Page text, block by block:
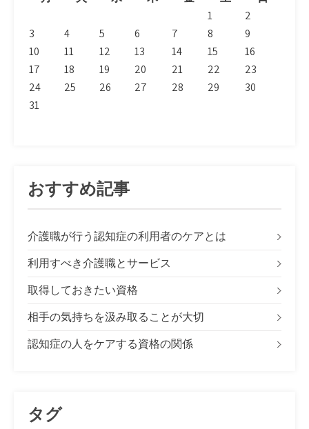
1
2
3
4 5 6 7 8
9
10
11 12 13 14 15
16
17
18 19 20 21 22
23
24
25 26 27 28 29
30
31
おすすめ記事
介護職が行う認知症の利用者のケアとは
利用すべき介護職とサービス
取得しておきたい資格
相手の気持ちを汲み取ることが大切
認知症の人をケアする資格の関係
タグ